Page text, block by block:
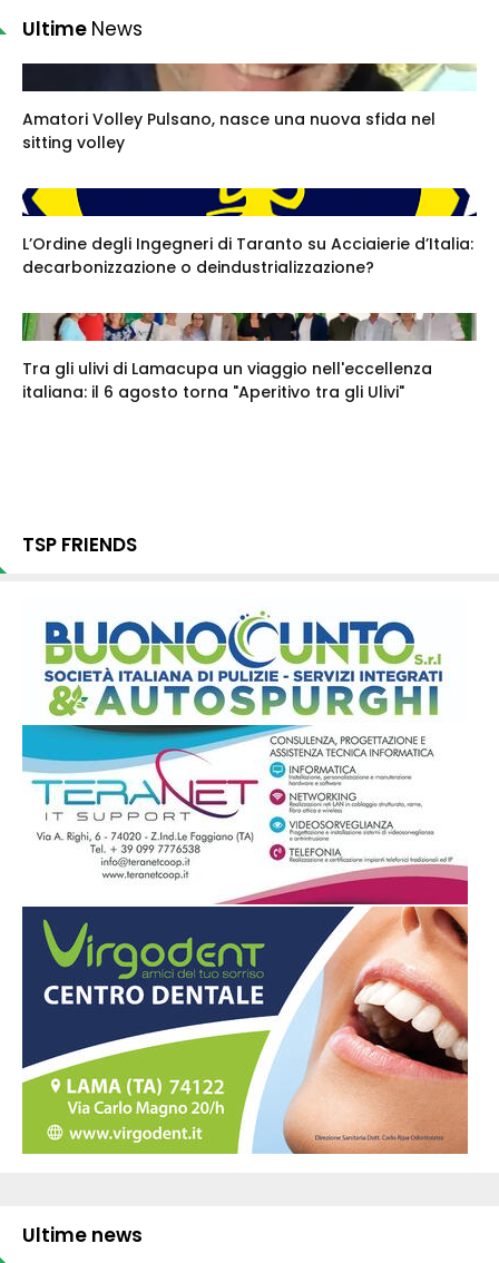
Ultime News
Amatori Volley Pulsano, nasce una nuova sfida nel
sitting volley
L’Ordine degli Ingegneri di Taranto su Acciaierie d’Italia:
decarbonizzazione o deindustrializzazione?
Tra gli ulivi di Lamacupa un viaggio nell'eccellenza
italiana: il 6 agosto torna "Aperitivo tra gli Ulivi"
TSP FRIENDS
Ultime news